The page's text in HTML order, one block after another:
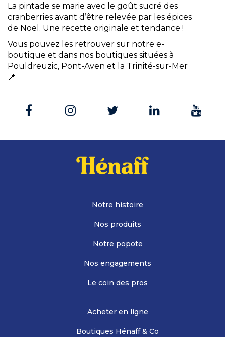
La pintade se marie avec le goût sucré des
cranberries avant d’être relevée par les épices
de Noël. Une recette originale et tendance !
Vous pouvez les retrouver sur notre e-
boutique et dans nos boutiques situées à
Pouldreuzic, Pont-Aven et la Trinité-sur-Mer
📍
Notre histoire
Nos produits
Notre popote
Nos engagements
Le coin des pros
Acheter en ligne
Boutiques Hénaff & Co